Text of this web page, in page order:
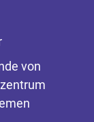
von